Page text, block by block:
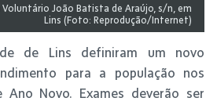
Voluntário João Batista de Araújo, s/n, em
Lins (Foto: Reprodução/Internet)
de Lins definiram um novo
para a população nos
Novo. Exames deverão ser